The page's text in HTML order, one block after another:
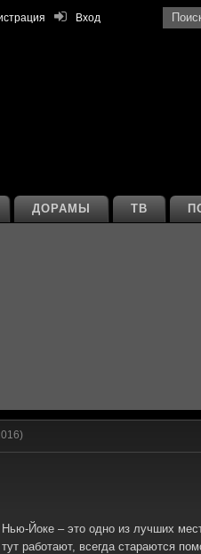
Вход
ТВ
ДОРАМЫ
Нью-Йоке – это одно из лучших
работают, всегда стараются